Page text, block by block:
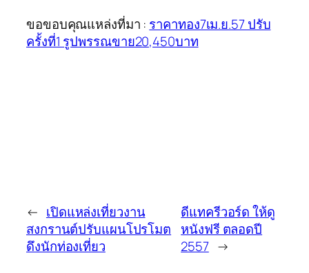
ขอขอบคุณแหล่งที่มา : ราคาทอง7เม.ย.57 ปรับ
ครั้งที่1 รูปพรรณขาย20,450บาท
← เปิดแหล่งเที่ยวงาน
สงกรานต์ปรับแผนโปรโมต
ดึงนักท่องเที่ยว
ดีแทครีวอร์ด ให้ดู
หนังฟรี ตลอดปี
2557 →